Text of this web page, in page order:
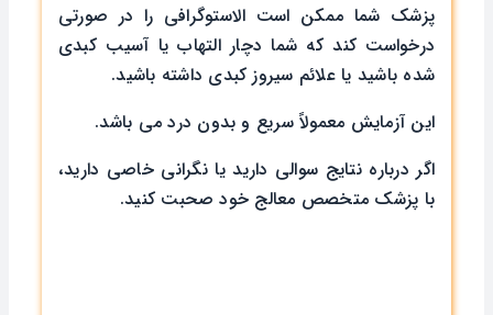
پزشک شما ممکن است الاستوگرافی را در صورتی
درخواست کند که شما دچار التهاب یا آسیب کبدی
شده باشید یا علائم سیروز کبدی داشته باشید.
این آزمایش معمولاً سریع و بدون درد می باشد.
اگر درباره نتایج سوالی دارید یا نگرانی خاصی دارید،
با پزشک متخصص معالج خود صحبت کنید.